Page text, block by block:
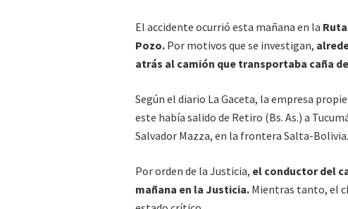
El accidente ocurrió esta mañana en la
Pozo. Por motivos que se investigan,
atrás al camión que transportaba caña
Según el diario La Gaceta, la empresa
este había salido de Retiro (Bs. As.) a
Salvador Mazza, en la frontera Salta-Bolivia.
Por orden de la Justicia, el conductor del
mañana en la Justicia. Mientras tanto, el